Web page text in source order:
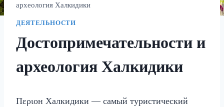
археология Халкидики
ДЕЯТЕЛЬНОСТИ
Достопримечательности и
археология Халкидики
Пεριон Халкидики — самый туристический